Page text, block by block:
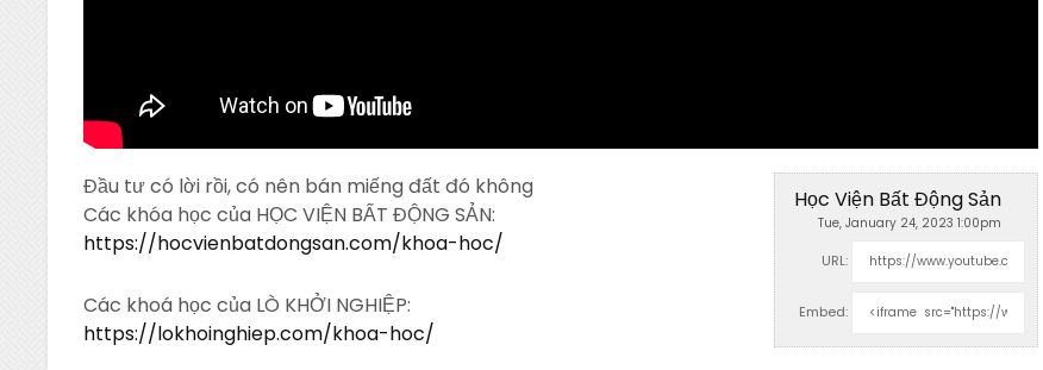
Học Viện Bất Động Sản
Tue, January 24, 2023 1:00pm
URL:
Embed:
Đầu tư có lời rồi, có nên bán miếng đất đó không
Các khóa học của HỌC VIỆN BẤT ĐỘNG SẢN:
https://hocvienbatdongsan.com/khoa-hoc/
Các khoá học của LÒ KHỞI NGHIỆP:
https://lokhoinghiep.com/khoa-hoc/